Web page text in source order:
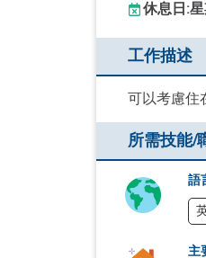
休息日:星
工作描述
可以考慮住
所需技能/
語
主